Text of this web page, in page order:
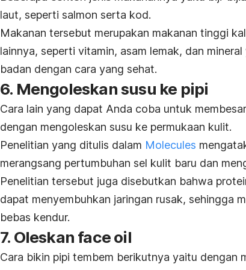
laut, seperti salmon serta kod.
Makanan tersebut merupakan makanan tinggi
lainnya, seperti vitamin, asam lemak, dan
badan dengan cara yang sehat.
6. Mengoleskan susu ke pipi
Cara lain yang dapat Anda coba untuk
dengan mengoleskan susu ke permukaan kulit.
Penelitian yang ditulis dalam Molecules
merangsang pertumbuhan sel kulit baru dan
Penelitian tersebut juga disebutkan bahwa
dapat menyembuhkan jaringan rusak, sehingga
bebas kendur.
7. Oleskan face oil
Cara bikin pipi tembem berikutnya yaitu dengan